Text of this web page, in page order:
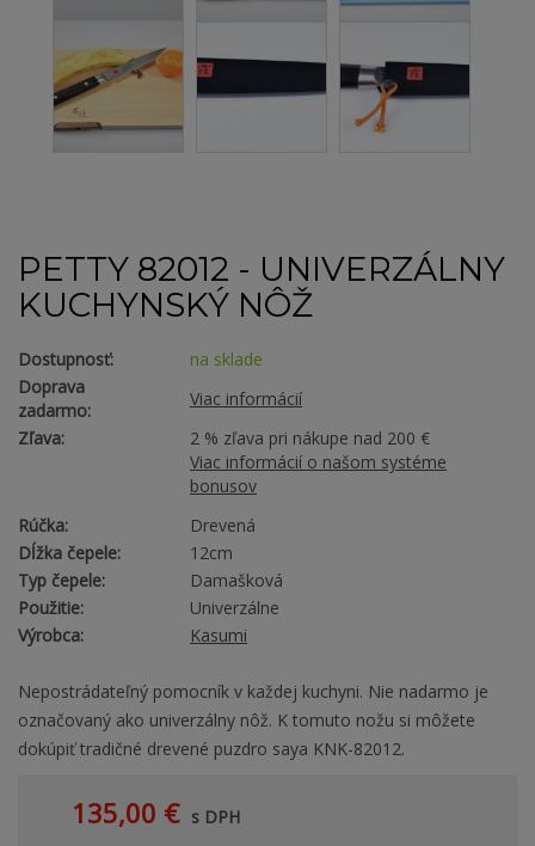
PETTY 82012 - UNIVERZÁLNY
KUCHYNSKÝ NÔŽ
Dostupnosť:
na sklade
Doprava
zadarmo:
Viac informácií
Zľava:
2 % zľava pri nákupe nad 200 €
Viac informácií o našom systéme
bonusov
Rúčka:
Drevená
Dĺžka čepele:
12cm
Typ čepele:
Damašková
Použitie:
Univerzálne
Výrobca:
Kasumi
Nepostrádateľný pomocník v každej kuchyni. Nie nadarmo je
označovaný ako univerzálny nôž. K tomuto nožu si môžete
dokúpiť tradičné drevené puzdro saya KNK-82012.
135,00 € s DPH